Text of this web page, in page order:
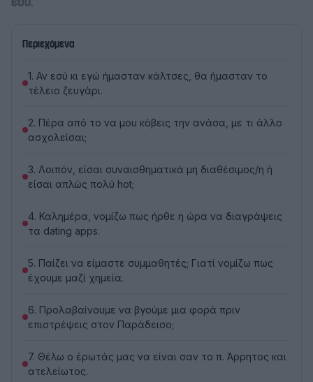
Περιεχόμενα
1. Αν εσύ κι εγώ ήμασταν κάλτσες, θα ήμασταν το
τέλειο ζευγάρι.
2. Πέρα από το να μου κόβεις την ανάσα, με τι άλλο
ασχολείσαι;
3. Λοιπόν, είσαι συναισθηματικά μη διαθέσιμος/η ή
είσαι απλώς πολύ hot;
4. Καλημέρα, νομίζω πως ήρθε η ώρα να διαγράψεις
τα dating apps.
5. Παίζει να είμαστε συμμαθητές; Γιατί νομίζω πως
έχουμε μαζί χημεία.
6. Προλαβαίνουμε να βγούμε μια φορά πριν
επιστρέψεις στον Παράδεισο;
7. Θέλω ο έρωτάς μας να είναι σαν το π. Άρρητος και
ατελείωτος.